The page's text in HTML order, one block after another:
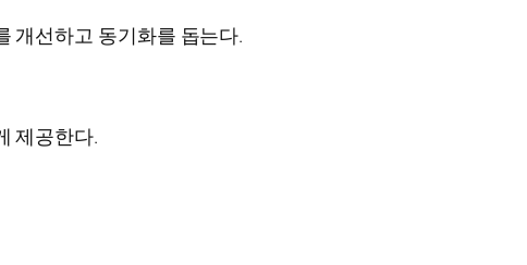
개선하고 동기화를 돕는다.
제공한다.